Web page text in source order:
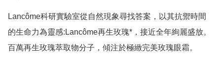
Lancôme科研實驗室從自然現象尋找答案，以其抗禦時間
的生命力為靈感:Lancôme再生玫瑰*，接近全年絢麗盛放。
百萬再生玫瑰萃取物分子，傾注於極緻完美玫瑰眼霜。